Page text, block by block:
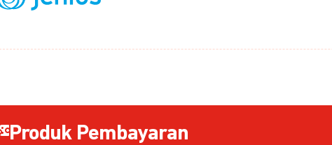
Produk Pembayaran